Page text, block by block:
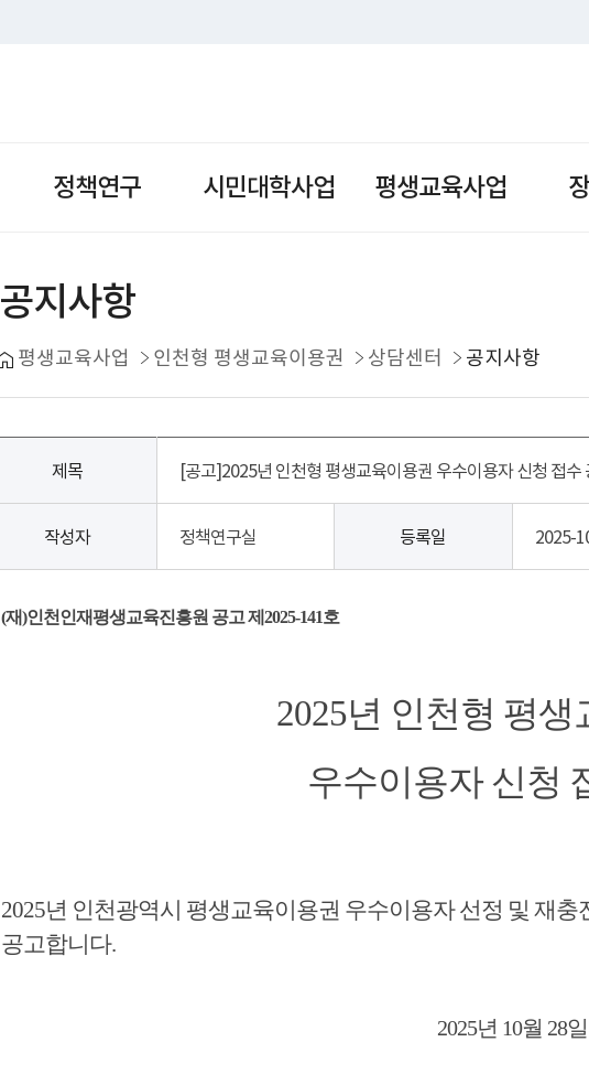
정책연구 시민대학사업 평생교육사업
공지사항
평생교육사업 인천형 평생교육이용권 상담센터 공지사항
제목 [공고]2025년 인천형 평생교육이용권 우수이용자 신청 접수
작성자 정책연구실 등록일 2025-
(재)인천인재평생교육진흥원 공고 제 2025-141호
2025년 인천형 평생
우수이용자 신청
2025년 인천광역시 평생교육이용권 우수이용자 선정 및 재
공고합니다.
2025년 10월 28일